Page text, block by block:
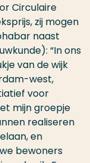
Circulaire
zij mogen
naast
“In ons
van de wijk
west,
voor
mijn groepje
realiseren
en
bewoners